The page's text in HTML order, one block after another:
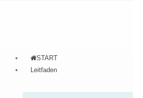
START
Leitfaden